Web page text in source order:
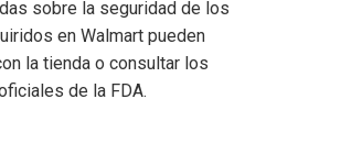
sobre la seguridad de los
en Walmart pueden
la tienda o consultar los
de la FDA.